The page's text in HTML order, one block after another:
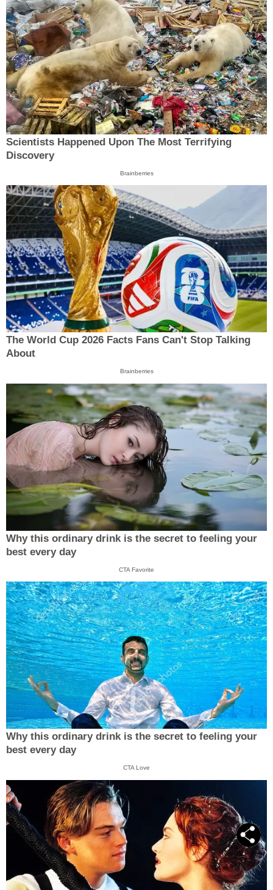
Scientists Happened Upon The Most Terrifying
Discovery
Brainberries
The World Cup 2026 Facts Fans Can't Stop Talking
About
Brainberries
Why this ordinary drink is the secret to feeling your
best every day
CTA Favorite
Why this ordinary drink is the secret to feeling your
best every day
CTA Love